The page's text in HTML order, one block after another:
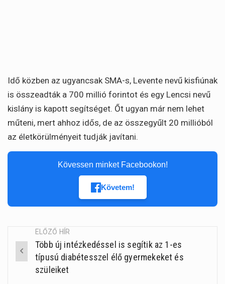
Idő közben az ugyancsak SMA-s, Levente nevű kisfiúnak
is összeadták a 700 millió forintot és egy Lencsi nevű
kislány is kapott segítséget. Őt ugyan már nem lehet
műteni, mert ahhoz idős, de az összegyűlt 20 millióból
az életkörülményeit tudják javítani.
Kövessen minket Facebookon!
Követem!
Post
navigation
ELŐZŐ HÍR
Több új intézkedéssel is segítik az 1-es
típusú diabétesszel élő gyermekeket és
szüleiket